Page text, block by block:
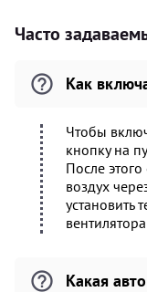
Часто
Как
Чтобы
кнопку на
После
воздух
установить
Какая